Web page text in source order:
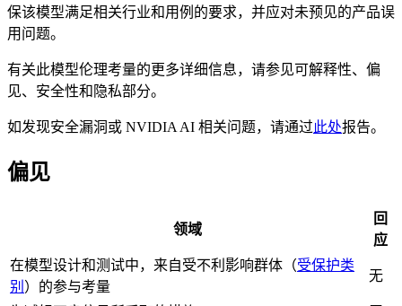
保该模型满足相关行业和用例的要求，并应对未预见的产品误
用问题。
有关此模型伦理考量的更多详细信息，请参见可解释性、偏
见、安全性和隐私部分。
如发现安全漏洞或 NVIDIA AI 相关问题，请通过此处报告。
偏见
领域
回
应
在模型设计和测试中，来自受不利影响群体（受保护类
别 ）的参与考量
无